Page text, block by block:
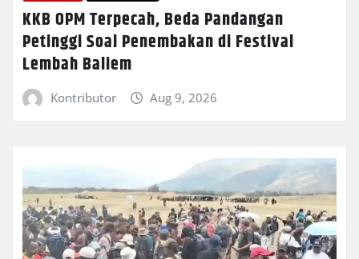
KKB OPM Terpecah, Beda Pandangan
Petinggi Soal Penembakan di Festival
Lembah Baliem
Kontributor Aug 9, 2026